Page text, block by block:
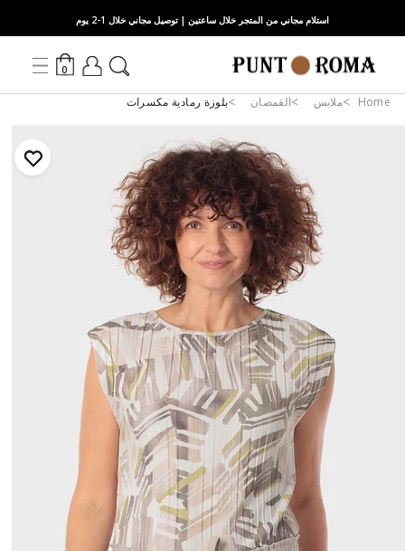
استلام مجاني من المتجر خلال ساعتين | توصيل مجاني خلال 1-2 يوم
0
Home ملابس القمصان بلوزة رمادية مكسرات